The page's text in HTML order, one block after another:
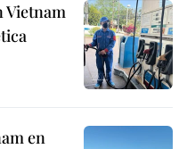
Vietnam
en